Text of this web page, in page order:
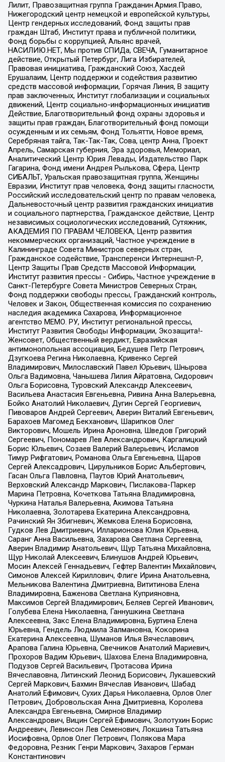
Лилит, Правозащитная группа Гражданин.Армия.Право,
Нижегородский центр немецкой и европейской культуры,
Центр гендерных исследований, Фонд защиты прав
граждан Штаб, Институт права и публичной политики,
Фонд борьбы с коррупцией, Альянс врачей,
НАСИЛИЮ.НЕТ, Мы против СПИДа, СВЕЧА, Гуманитарное
действие, Открытый Петербург, Лига Избирателей,
Правовая инициатива, Гражданский Союз, Хасдей
Ерушалаим, Центр поддержки и содействия развитию
средств массовой информации, Горячая Линия, В защиту
прав заключенных, Институт глобализации и социальных
движений, Центр социально-информационных инициатив
Действие, Благотворительный фонд охраны здоровья и
защиты прав граждан, Благотворительный фонд помощи
осужденным и их семьям, Фонд Тольятти, Новое время,
Серебряная тайга, Так-Так-Так, Сова, центр Анна, Проект
Апрель, Самарская губерния, Эра здоровья, Мемориал,
Аналитический Центр Юрия Левады, Издательство Парк
Гагарина, Фонд имени Андрея Рылькова, Сфера, Центр
СИБАЛЬТ, Уральская правозащитная группа, Женщины
Евразии, Институт прав человека, Фонд защиты гласности,
Российский исследовательский центр по правам человека,
Дальневосточный центр развития гражданских инициатив
и социального партнерства, Гражданское действие, Центр
независимых социологических исследований, Сутяжник,
АКАДЕМИЯ ПО ПРАВАМ ЧЕЛОВЕКА, Центр развития
некоммерческих организаций, Частное учреждение в
Калининграде Совета Министров северных стран,
Гражданское содействие, Трансперенси Интернешнл-Р,
Центр Защиты Прав Средств Массовой Информации,
Институт развития прессы - Сибирь, Частное учреждение в
Санкт-Петербурге Совета Министров Северных Стран,
Фонд поддержки свободы прессы, Гражданский контроль,
Человек и Закон, Общественная комиссия по сохранению
наследия академика Сахарова, Информационное
агентство МЕМО. РУ, Институт региональной прессы,
Институт Развития Свободы Информации, Экозащита!-
Женсовет, Общественный вердикт, Евразийская
антимонопольная ассоциация, Бедушев Петр Петрович,
Дзугкоева Регина Николаевна, Кривенко Сергей
Владимирович, Милославский Павел Юрьевич, Шнырова
Ольга Вадимовна, Чанышева Лилия Айратовна, Сидорович
Ольга Борисовна, Туровский Александр Алексеевич,
Васильева Анастасия Евгеньевна, Ривина Анна Валерьевна,
Бойко Анатолий Николаевич, Дугин Сергей Георгиевич,
Пивоваров Андрей Сергеевич, Аверин Виталий Евгеньевич,
Барахоев Магомед Бекханович, Шарипков Олег
Викторович, Мошель Ирина Ароновна, Шведов Григорий
Сергеевич, Пономарев Лев Александрович, Каргалицкий
Борис Юльевич, Созаев Валерий Валерьевич, Исламов
Тимур Рифгатович, Романова Ольга Евгеньевна, Щаров
Сергей Алексадрович, Цирульников Борис Альбертович,
Гасан Ольга Павловна, Паутов Юрий Анатольевич,
Верховский Александр Маркович, Пислакова-Паркер
Марина Петровна, Кочеткова Татьяна Владимировна,
Чуркина Наталья Валерьевна, Акимова Татьяна
Николаевна, Золотарева Екатерина Александровна,
Рачинский Ян Збигневич, Жемкова Елена Борисовна,
Гудков Лев Дмитриевич, Илларионова Юлия Юрьевна,
Саранг Анна Васильевна, Захарова Светлана Сергеевна,
Аверин Владимир Анатольевич, Щур Татьяна Михайловна,
Щур Николай Алексеевич, Блинушов Андрей Юрьевич,
Мосин Алексей Геннадьевич, Гефтер Валентин Михайлович,
Симонов Алексей Кириллович, Флиге Ирина Анатольевна,
Мельникова Валентина Дмитриевна, Вититинова Елена
Владимировна, Баженова Светлана Куприяновна,
Максимов Сергей Владимирович, Беляев Сергей Иванович,
Голубева Елена Николаевна, Ганнушкина Светлана
Алексеевна, Закс Елена Владимировна, Буртина Елена
Юрьевна, Гендель Людмила Залмановна, Кокорина
Екатерина Алексеевна, Шуманов Илья Вячеславович,
Арапова Галина Юрьевна, Свечников Анатолий Мариевич,
Прохоров Вадим Юрьевич, Шахова Елена Владимировна,
Подузов Сергей Васильевич, Протасова Ирина
Вячеславовна, Литинский Леонид Борисович, Лукашевский
Сергей Маркович, Бахмин Вячеслав Иванович, Шабад
Анатолий Ефимович, Сухих Дарья Николаевна, Орлов Олег
Петрович, Добровольская Анна Дмитриевна, Королева
Александра Евгеньевна, Смирнов Владимир
Александрович, Вицин Сергей Ефимович, Золотухин Борис
Андреевич, Левинсон Лев Семенович, Локшина Татьяна
Иосифовна, Орлов Олег Петрович, Полякова Мара
Федоровна, Резник Генри Маркович, Захаров Герман
Константинович